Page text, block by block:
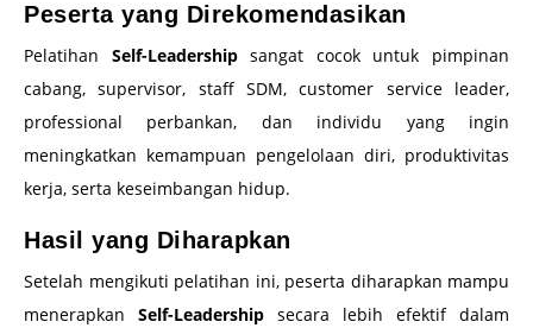
Peserta yang Direkomendasikan
Pelatihan Self-Leadershipsangat cocok untuk pimpinan
cabang, supervisor, staff SDM, customer service leader,
professional perbankan, dan individu yang ingin
meningkatkan kemampuan pengelolaan diri, produktivitas
kerja, serta keseimbangan hidup.
Hasil yang Diharapkan
Setelah mengikuti pelatihan ini, peserta diharapkan mampu
menerapkan Self-Leadership secara lebih efektif dalam